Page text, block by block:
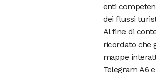
enti
dei flussi
Al fine di
ricordato che
mappe
Telegram A6